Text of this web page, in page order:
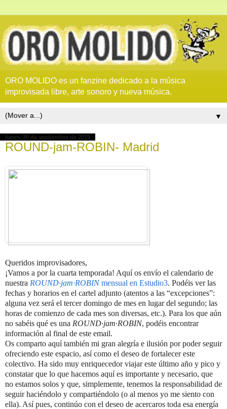
ORO MOLIDO es un fanzine dedicado a la música
improvisada libre, arte sonoro y nueva música.
▼
lunes, 30 de septiembre de 2019
ROUND-jam-ROBIN- Madrid
Queridos improvisadores,
¡Vamos a por la cuarta temporada! Aquí os envío el calendario de
nuestra ROUND·jam·ROBINmensual en Estudio3. Podéis ver las
fechas y horarios en el cartel adjunto (atentos a las “excepciones”:
alguna vez será el tercer domingo de mes en lugar del segundo; las
horas de comienzo de cada mes son diversas, etc.). Para los que aún
no sabéis qué es una ROUND·jam·ROBIN, podéis encontrar
información al final de este email.
Os comparto aquí también mi gran alegría e ilusión por poder seguir
ofreciendo este espacio, así como el deseo de fortalecer este
colectivo. Ha sido muy enriquecedor viajar este último año y pico y
constatar que lo que hacemos aquí es importante y necesario, que
no estamos solos y que, simplemente, tenemos la responsabilidad de
seguir haciéndolo y compartiéndolo (o al menos yo me siento con
ella). Así pues, continúo con el deseo de acercaros toda esa energía